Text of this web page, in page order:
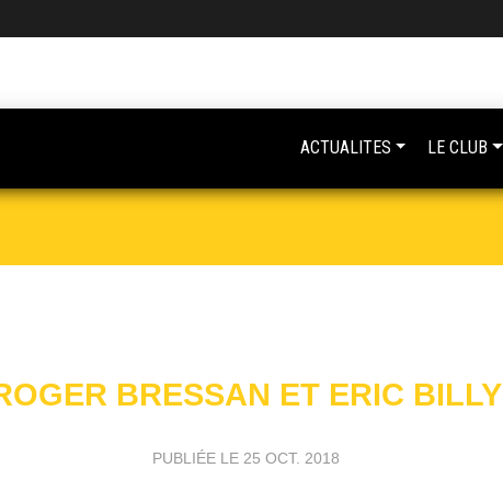
BRESSAN ET ERIC BILLY
PUBLIÉE LE 25 OCT. 2018
ACTUALITES LE CLUB